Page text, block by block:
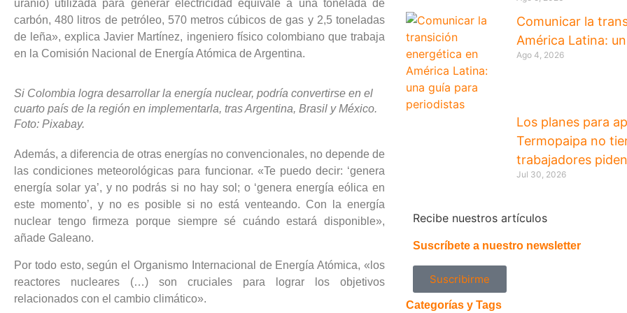
uranio) utilizada para generar electricidad equivale a una tonelada de
carbón, 480 litros de petróleo, 570 metros cúbicos de gas y 2,5 toneladas
de leña», explica Javier Martínez, ingeniero físico colombiano que trabaja
en la Comisión Nacional de Energía Atómica de Argentina.
Si Colombia logra desarrollar la energía nuclear, podría convertirse en el
cuarto país de la región en implementarla, tras Argentina, Brasil y México.
Foto: Pixabay.
Además, a diferencia de otras energías no convencionales, no depende de
las condiciones meteorológicas para funcionar. «Te puedo decir: ‘genera
energía solar ya’, y no podrás si no hay sol; o ‘genera energía eólica en
este momento’, y no es posible si no está venteando. Con la energía
nuclear tengo firmeza porque siempre sé cuándo estará disponible»,
añade Galeano.
Por todo esto, según el Organismo Internacional de Energía Atómica, «los
reactores nucleares (…) son cruciales para lograr los objetivos
relacionados con el cambio climático».
Comunicar la
América Latina:
Ago 4, 2026
Los planes para
Termopaipa no
trabajadores
Jul 30, 2026
Recibe nuestros artículos
Suscríbete a nuestro newsletter
Suscribirme
Categorías y Tags